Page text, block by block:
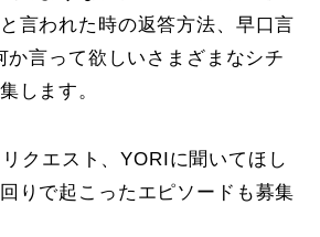
言われた時の返答方法、早口言
か言って欲しいさまざまなシチ
します。
クエスト、YORIに聞いてほし
りで起こったエピソードも募集